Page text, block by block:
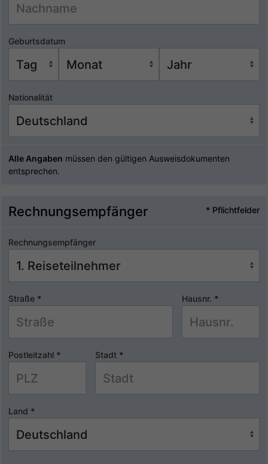
Geburtsdatum
Nationalität
Alle Angaben müssen den gültigen Ausweisdokumenten
entsprechen.
Rechnungsempfänger * Pflichtfelder
Rechnungsempfänger
Straße * Hausnr. *
Postleitzahl * Stadt *
Land *